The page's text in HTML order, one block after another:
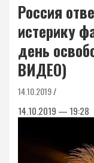
Россия
истерику
день
ВИДЕО)
14.10.2019
14.10.2019 — 19:28